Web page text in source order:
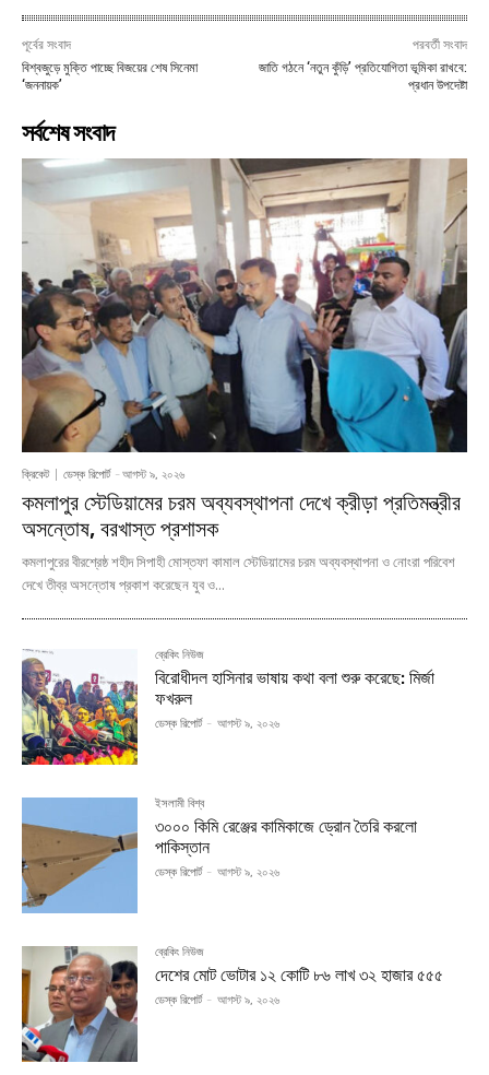
পূর্বের সংবাদ
বিশ্বজুড়ে মুক্তি পাচ্ছে বিজয়ের শেষ সিনেমা
‘জননায়ক’
পরবর্তী সংবাদ
জাতি গঠনে ‘নতুন কুঁড়ি’ প্রতিযোগিতা ভূমিকা রাখবে:
প্রধান উপদেষ্টা
সর্বশেষ সংবাদ
ক্রিকেট ডেস্ক রিপোর্ট - আগস্ট ৯, ২০২৬
কমলাপুর স্টেডিয়ামের চরম অব্যবস্থাপনা দেখে ক্রীড়া প্রতিমন্ত্রীর
অসন্তোষ, বরখাস্ত প্রশাসক
কমলাপুরের বীরশ্রেষ্ঠ শহীদ সিপাহী মোস্তফা কামাল স্টেডিয়ামের চরম অব্যবস্থাপনা ও নোংরা পরিবেশ
দেখে তীব্র অসন্তোষ প্রকাশ করেছেন যুব ও...
ব্রেকিং নিউজ
বিরোধীদল হাসিনার ভাষায় কথা বলা শুরু করেছে: মির্জা
ফখরুল
ডেস্ক রিপোর্ট - আগস্ট ৯, ২০২৬
ইসলামী বিশ্ব
৩০০০ কিমি রেঞ্জের কামিকাজে ড্রোন তৈরি করলো
পাকিস্তান
ডেস্ক রিপোর্ট - আগস্ট ৯, ২০২৬
ব্রেকিং নিউজ
দেশের মোট ভোটার ১২ কোটি ৮৬ লাখ ৩২ হাজার ৫৫৫
ডেস্ক রিপোর্ট - আগস্ট ৯, ২০২৬